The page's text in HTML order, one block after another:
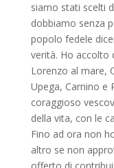
siamo stati scelti
dobbiamo senza
popolo fedele
verità. Ho accolto
Lorenzo al mare,
Upega, Carnino e
coraggioso
della vita, con le
Fino ad ora non
altro se non